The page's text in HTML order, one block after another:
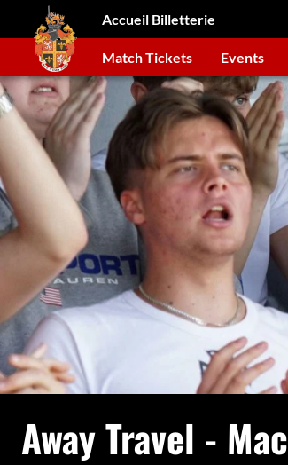
Accueil Billetterie
Match Tickets Events
Away Travel -